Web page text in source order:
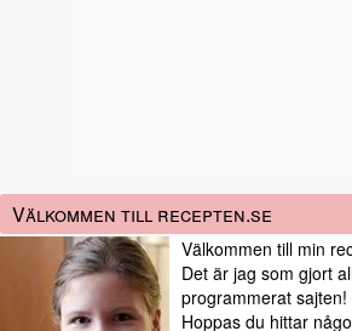
Välkommen till recepten.se
Välkommen till min
Det är jag som gjort
programmerat sajten!
Hoppas du hittar